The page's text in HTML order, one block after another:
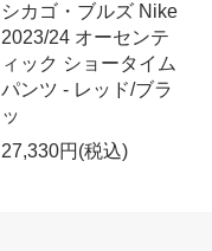
シカゴ・ブルズ Nike
2023/24 オーセンテ
ィック ショータイム
パンツ - レッド/ブラ
ッ
27,330円(税込)